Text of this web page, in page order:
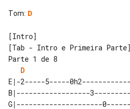
Tom: D
[Tab - Intro e Primeira Parte]
Parte 1 de 8
D
E|-2-----5-----
B|------------------
G|---------------------